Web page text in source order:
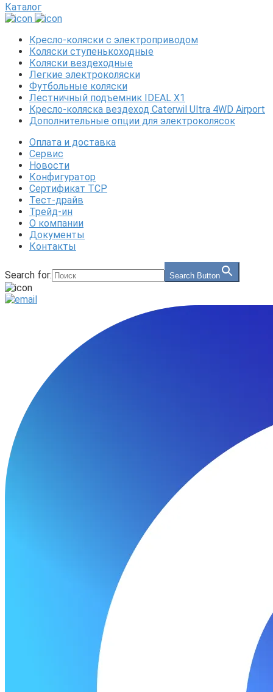
Каталог
Кресло-коляски с электроприводом
Коляски ступенькоходные
Коляски вездеходные
Легкие электроколяски
Футбольные коляски
Лестничный подъемник IDEAL X1
Кресло-коляска вездеход Caterwil Ultra 4WD Airport
Дополнительные опции для электроколясок
Оплата и доставка
Сервис
Новости
Конфигуратор
Сертификат ТСР
Тест-драйв
Трейд-ин
О компании
Документы
Контакты
Search for: Search Button